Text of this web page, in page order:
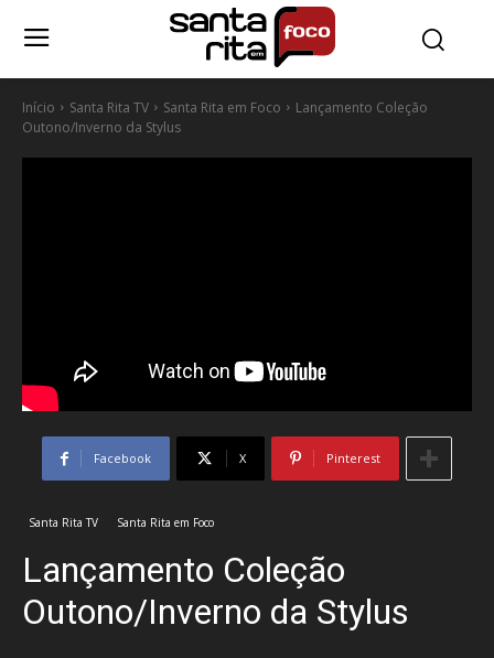
Início Santa Rita TV Santa Rita em Foco
Lançamento Coleção
Outono/Inverno da Stylus
Facebook X Pinterest
Santa Rita TV Santa Rita em Foco
Lançamento Coleção
Outono/Inverno da Stylus